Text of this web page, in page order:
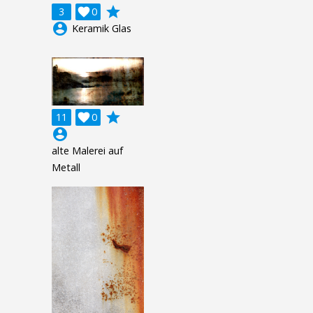
3 0

grade
account_circle Keramik Glas
11 0

grade
account_circle
alte Malerei auf
Metall